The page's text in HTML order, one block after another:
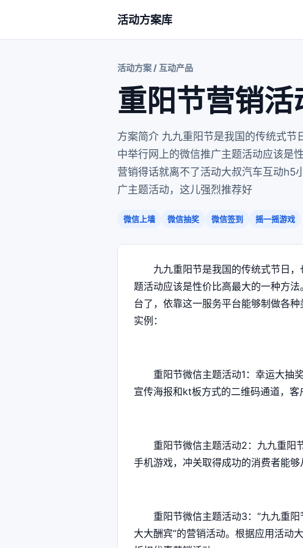
活动方案库
活动方案 / 互动产品
重阳节营销
方案简介 九九重阳节是我国的传统式
中举行网上的微信推广主题活动应该是
营销得话就离不了活动大叔汽车互动h5
广主题活动，这儿强烈推荐好
微信上墙 微信抽奖 微信签到 摇一摇游戏
九九重阳节是我国的传统式节日，
题活动应该是性价比高最大的一种方
台了，依靠这一服务平台能够制做各
实例：
重阳节微信主题活动1：幸运大抽奖
宣传海报和kt板方式的二维码通道，客
重阳节微信主题活动2：九九重阳节
手机游戏，冲关取得成功的消费者能够
重阳节微信主题活动3：“九九重阳
大大酬宾”的营销活动。根据应用活动